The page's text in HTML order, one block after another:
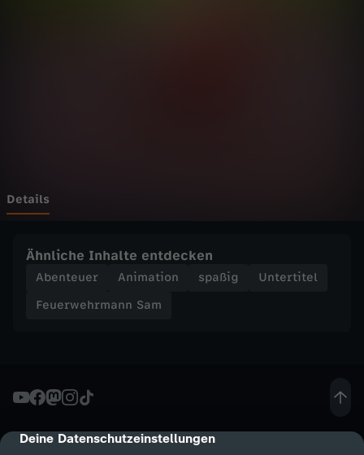
cmp-dialog-description
Deine Datenschutzeinstellungen
n
S
a
G
e
Details
Ähnliche Inhalte entdecken
Abenteuer Animation spaßig
Untertitel
Feuerwehrmann Sam